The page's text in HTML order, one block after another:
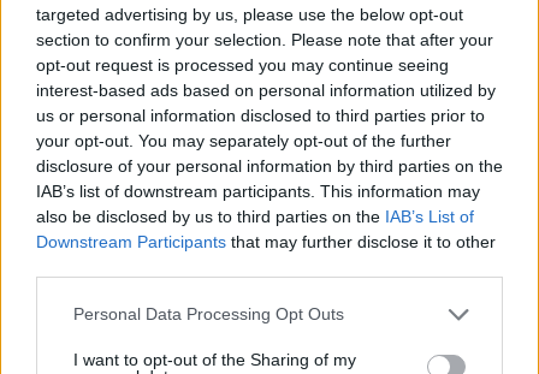
targeted advertising by us, please use the below opt-out
section to confirm your selection. Please note that after your
opt-out request is processed you may continue seeing
interest-based ads based on personal information utilized by
us or personal information disclosed to third parties prior to
your opt-out. You may separately opt-out of the further
disclosure of your personal information by third parties on the
IAB’s list of downstream participants. This information may
also be disclosed by us to third parties on the IAB’s List of
Downstream Participants that may further disclose it to other
Please note that this website/app uses one or more Google
not limited to your visit or usage behaviour. You may click to
Personal Data Processing Opt Outs
I want to opt-out of the Sharing of my